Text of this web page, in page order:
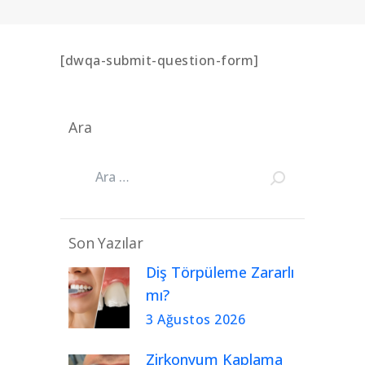
TÜRKÇE
[dwqa-submit-question-form]
Ara
Son Yazılar
Diş Törpüleme Zararlı
mı?
3 Ağustos 2026
Zirkonyum Kaplama